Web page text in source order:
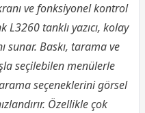
ve fonksiyonel kontrol
L3260 tanklı yazıcı, kolay
sunar. Baskı, tarama ve
seçilebilen menülerle
seçeneklerini görsel
Özellikle çok